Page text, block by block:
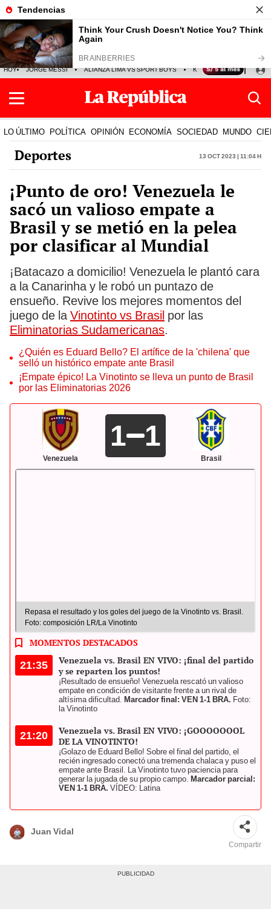
HOY JORGE MESSI ALIANZA LIMA VS SPORT BOYS KENJI FUJIMORI
LO ÚLTIMO POLÍTICA OPINIÓN ECONOMÍA SOCIEDAD MUNDO
Deportes 13 Oct 2023 | 11:04 h
¡Punto de oro! Venezuela le
sacó un valioso empate a
Brasil y se metió en la pelea
por clasificar al Mundial
¡Batacazo a domicilio! Venezuela le plantó cara
a la Canarinha y le robó un puntazo de
ensueño. Revive los mejores momentos del
juego de la Vinotinto vs Brasil por las
Eliminatorias Sudamericanas.
¿Quién es Eduard Bello? El artífice de la 'chilena' que
selló un histórico empate ante Brasil
¡Empate épico! La Vinotinto se lleva un punto de Brasil
por las Eliminatorias 2026
Venezuela
1 1
Brasil
Repasa el resultado y los goles del juego de la Vinotinto vs. Brasil.
Foto: composición LR/La Vinotinto
MOMENTOS DESTACADOS
21:35
Venezuela vs. Brasil EN VIVO: ¡final del partido
y se reparten los puntos!
¡Resultado de ensueño! Venezuela rescató un valioso
empate en condición de visitante frente a un rival de
altísima dificultad.
Marcador final: VEN 1-1 BRA. Foto:
la Vinotinto
21:20
Venezuela vs. Brasil EN VIVO: ¡GOOOOOOOL
DE LA VINOTINTO!
¡Golazo de Eduard Bello! Sobre el final del partido, el
recién ingresado conectó una tremenda chalaca y puso el
empate ante Brasil. La Vinotinto tuvo paciencia para
generar la jugada de su propio campo. Marcador parcial:
VEN 1-1 BRA. VÍDEO: Latina
Juan Vidal
Compartir